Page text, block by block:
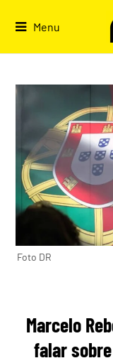
Menu
Foto DR
Marcelo
falar